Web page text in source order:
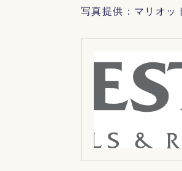
写真提供：マリオッ